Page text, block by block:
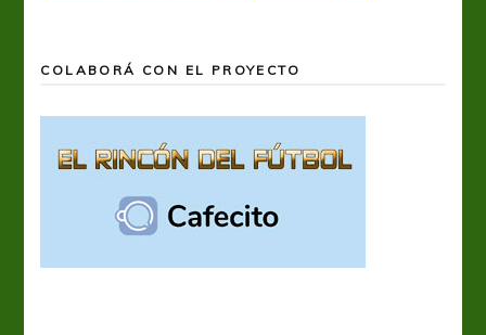
COLABORÁ CON EL PROYECTO